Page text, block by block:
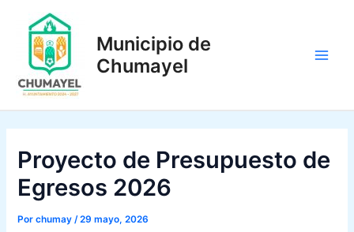
contenido
Municipio de
Chumayel
Proyecto de Presupuesto de
Egresos 2026
Porchumay/29 mayo, 2026